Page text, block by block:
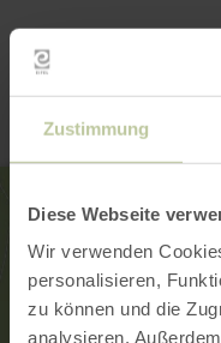
Zustimmung
Diese Webseite
Wir verwenden
personalisieren,
zu können und die
analysieren.
Contact